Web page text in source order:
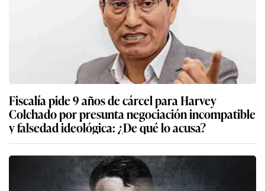
Fiscalía pide 9 años de cárcel para Harvey
Colchado por presunta negociación incompatible
y falsedad ideológica: ¿De qué lo acusa?